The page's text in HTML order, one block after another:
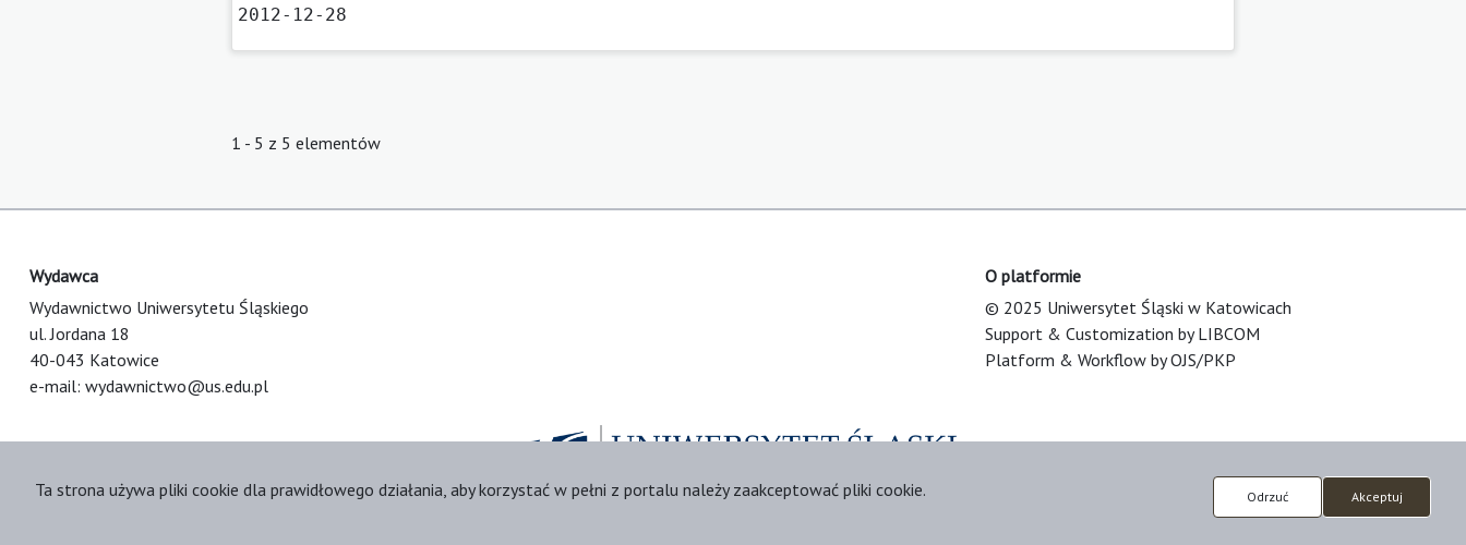
2012-12-28
1 - 5 z 5 elementów
Wydawca
Wydawnictwo Uniwersytetu Śląskiego
ul. Jordana 18
40-043 Katowice
e-mail: wydawnictwo@us.edu.pl
O platformie
© 2025 Uniwersytet Śląski w Katowicach
Support & Customization by LIBCOM
Platform & Workflow by OJS/PKP
Ta strona używa pliki cookie dla prawidłowego działania, aby korzystać w pełni z portalu należy zaakceptować pliki cookie. Odrzuć Akceptuj